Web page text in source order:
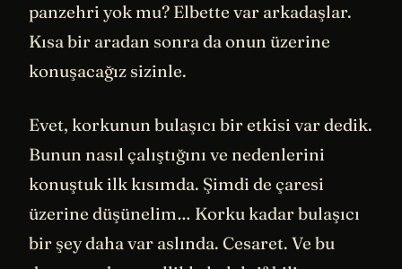
panzehri yok mu? Elbette var arkadaşlar.
Kısa bir aradan sonra da onun üzerine
konuşacağız sizinle.
Evet, korkunun bulaşıcı bir etkisi var dedik.
Bunun nasıl çalıştığını ve nedenlerini
konuştuk ilk kısımda. Şimdi de çaresi
üzerine düşünelim… Korku kadar bulaşıcı
bir şey daha var aslında. Cesaret. Ve bu